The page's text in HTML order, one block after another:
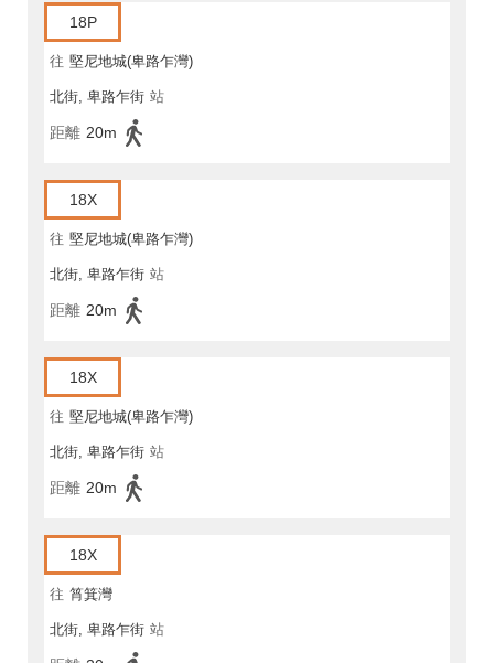
18P
往 堅尼地城(卑路乍灣)
北街, 卑路乍街 站
距離 20m
18X
往 堅尼地城(卑路乍灣)
北街, 卑路乍街 站
距離 20m
18X
往 堅尼地城(卑路乍灣)
北街, 卑路乍街 站
距離 20m
18X
往 筲箕灣
北街, 卑路乍街 站